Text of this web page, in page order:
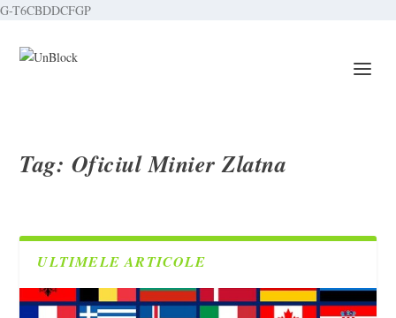
G-T6CBDDCFGP
Tag: Oficiul Minier Zlatna
ULTIMELE ARTICOLE